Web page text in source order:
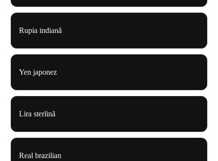
Rupia indiană
Yen japonez
Lira sterlină
Real brazilian